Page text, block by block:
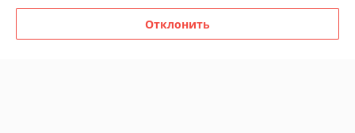
Однозначно рекомендую этого продавца!!! Покупали стол Пан,
остались очень довольны. Привлекательная цена, на порядок ниже,
чем на других сайтах. Бесплатная доставка. Вежливый продавец,
Отклонить